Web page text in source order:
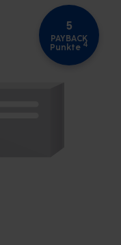
5
PAYBACK
Punkte 4